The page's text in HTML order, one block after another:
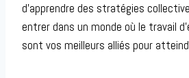
d’apprendre des stratégies
entrer dans un monde où le travail
sont vos meilleurs alliés pour